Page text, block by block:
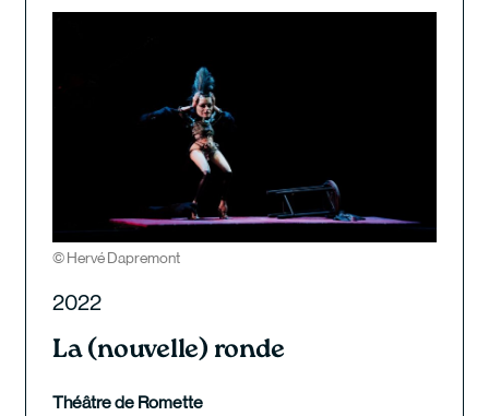
© Hervé Dapremont
2022
La (nouvelle) ronde
Théâtre de Romette